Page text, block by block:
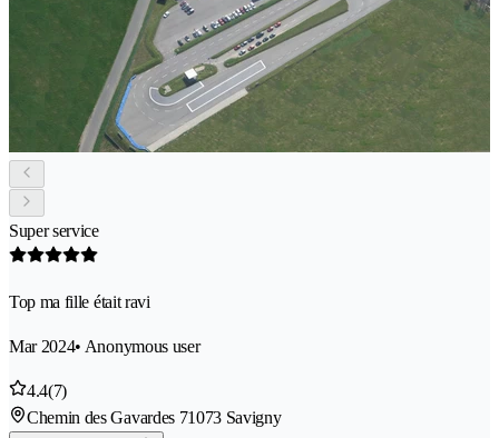
Super service
Top ma fille était ravi
Mar 2024• Anonymous user
4.4(7)
Chemin des Gavardes 71073 Savigny